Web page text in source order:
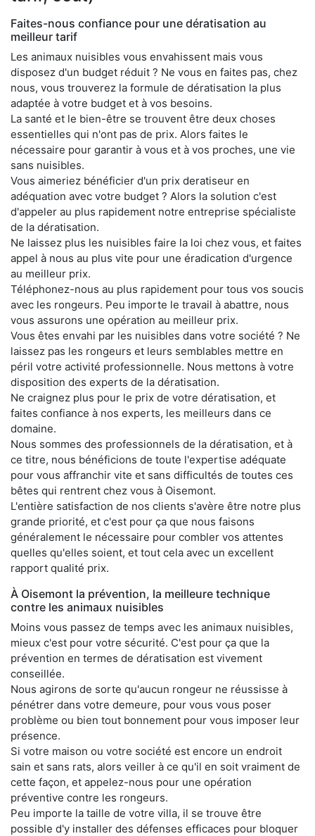
Faites-nous confiance pour une dératisation au
meilleur tarif
Les animaux nuisibles vous envahissent mais vous
disposez d'un budget réduit ? Ne vous en faites pas, chez
nous, vous trouverez la formule de dératisation la plus
adaptée à votre budget et à vos besoins.
La santé et le bien-être se trouvent être deux choses
essentielles qui n'ont pas de prix. Alors faites le
nécessaire pour garantir à vous et à vos proches, une vie
sans nuisibles.
Vous aimeriez bénéficier d'un prix deratiseur en
adéquation avec votre budget ? Alors la solution c'est
d'appeler au plus rapidement notre entreprise spécialiste
de la dératisation.
Ne laissez plus les nuisibles faire la loi chez vous, et faites
appel à nous au plus vite pour une éradication d'urgence
au meilleur prix.
Téléphonez-nous au plus rapidement pour tous vos soucis
avec les rongeurs. Peu importe le travail à abattre, nous
vous assurons une opération au meilleur prix.
Vous êtes envahi par les nuisibles dans votre société ? Ne
laissez pas les rongeurs et leurs semblables mettre en
péril votre activité professionnelle. Nous mettons à votre
disposition des experts de la dératisation.
Ne craignez plus pour le prix de votre dératisation, et
faites confiance à nos experts, les meilleurs dans ce
domaine.
Nous sommes des professionnels de la dératisation, et à
ce titre, nous bénéficions de toute l'expertise adéquate
pour vous affranchir vite et sans difficultés de toutes ces
bêtes qui rentrent chez vous à Oisemont.
L'entière satisfaction de nos clients s'avère être notre plus
grande priorité, et c'est pour ça que nous faisons
généralement le nécessaire pour combler vos attentes
quelles qu'elles soient, et tout cela avec un excellent
rapport qualité prix.
À Oisemont la prévention, la meilleure technique
contre les animaux nuisibles
Moins vous passez de temps avec les animaux nuisibles,
mieux c'est pour votre sécurité. C'est pour ça que la
prévention en termes de dératisation est vivement
conseillée.
Nous agirons de sorte qu'aucun rongeur ne réussisse à
pénétrer dans votre demeure, pour vous vous poser
problème ou bien tout bonnement pour vous imposer leur
présence.
Si votre maison ou votre société est encore un endroit
sain et sans rats, alors veiller à ce qu'il en soit vraiment de
cette façon, et appelez-nous pour une opération
préventive contre les rongeurs.
Peu importe la taille de votre villa, il se trouve être
possible d'y installer des défenses efficaces pour bloquer